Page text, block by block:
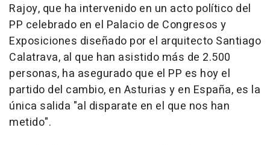
Rajoy, que ha intervenido en un acto político del
PP celebrado en el Palacio de Congresos y
Exposiciones diseñado por el arquitecto Santiago
Calatrava, al que han asistido más de 2.500
personas, ha asegurado que el PP es hoy el
partido del cambio, en Asturias y en España, es la
única salida "al disparate en el que nos han
metido".